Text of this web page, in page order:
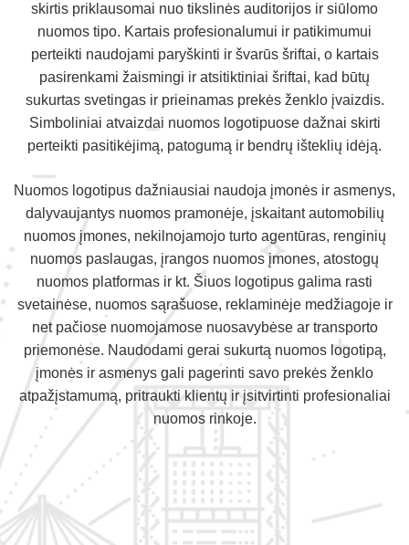
skirtis priklausomai nuo tikslinės auditorijos ir siūlomo
nuomos tipo. Kartais profesionalumui ir patikimumui
perteikti naudojami paryškinti ir švarūs šriftai, o kartais
pasirenkami žaismingi ir atsitiktiniai šriftai, kad būtų
sukurtas svetingas ir prieinamas prekės ženklo įvaizdis.
Simboliniai atvaizdai nuomos logotipuose dažnai skirti
perteikti pasitikėjimą, patogumą ir bendrų išteklių idėją.
Nuomos logotipus dažniausiai naudoja įmonės ir asmenys,
dalyvaujantys nuomos pramonėje, įskaitant automobilių
nuomos įmones, nekilnojamojo turto agentūras, renginių
nuomos paslaugas, įrangos nuomos įmones, atostogų
nuomos platformas ir kt. Šiuos logotipus galima rasti
svetainėse, nuomos sąrašuose, reklaminėje medžiagoje ir
net pačiose nuomojamose nuosavybėse ar transporto
priemonėse. Naudodami gerai sukurtą nuomos logotipą,
įmonės ir asmenys gali pagerinti savo prekės ženklo
atpažįstamumą, pritraukti klientų ir įsitvirtinti profesionaliai
nuomos rinkoje.